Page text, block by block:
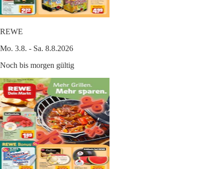
REWE
Mo. 3.8. - Sa. 8.8.2026
Noch bis morgen gültig